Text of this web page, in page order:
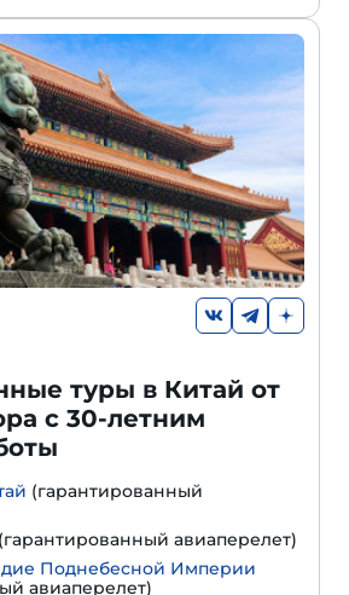
туры в Китай от
с 30-летним
(гарантированный
(гарантированный авиаперелет)
Поднебесной Империи
авиаперелет)